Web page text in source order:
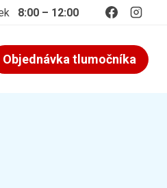
8:00 – 12:00
Objednávka tlumočníka